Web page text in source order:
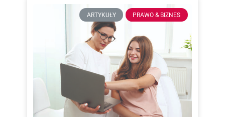
ARTYKUŁY PRAWO & BIZNES